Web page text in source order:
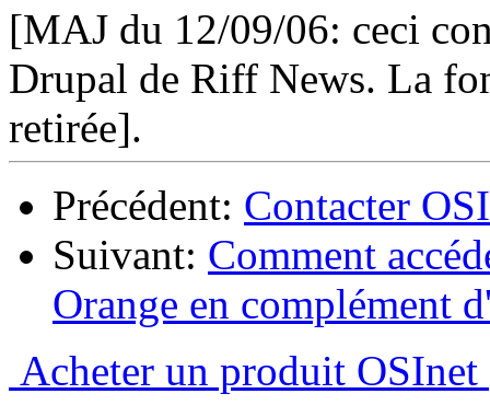
[MAJ du 12/09/06: ceci
Drupal de Riff News. La
retirée].
Précédent: Contacter
Suivant: Comment
Orange en complément
Acheter un produit OSInet